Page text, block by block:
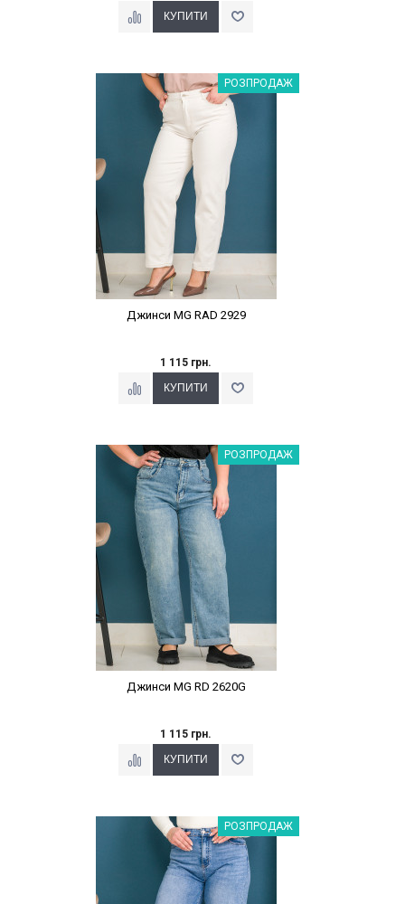
Наклейки Варіант з %РОЗПРОДАЖ
Джинси MG RAD 2929
1 115 грн.
Наклейки Варіант з %РОЗПРОДАЖ
Джинси MG RD 2620G
1 115 грн.
Наклейки Варіант з %РОЗПРОДАЖ